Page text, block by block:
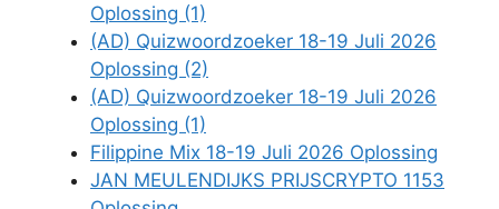
Oplossing (1)
(AD) Quizwoordzoeker 18-19 Juli 2026
Oplossing (2)
(AD) Quizwoordzoeker 18-19 Juli 2026
Oplossing (1)
Filippine Mix 18-19 Juli 2026 Oplossing
JAN MEULENDIJKS PRIJSCRYPTO 1153